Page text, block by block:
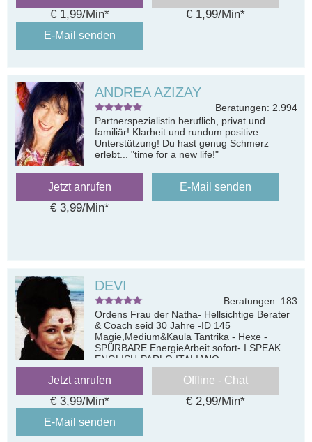
€ 1,99/Min* € 1,99/Min*
E-Mail senden
ANDREA AZIZAY
Beratungen: 2.994
Partnerspezialistin beruflich, privat und
familiär! Klarheit und rundum positive
Unterstützung! Du hast genug Schmerz
erlebt... "time for a new life!"
Jetzt anrufen
€ 3,99/Min*
E-Mail senden
DEVI
Beratungen: 183
Ordens Frau der Natha- Hellsichtige Berater
& Coach seid 30 Jahre -ID 145
Magie,Medium&Kaula Tantrika - Hexe -
SPÜRBARE EnergieArbeit sofort- I SPEAK
ENGLISH-PARLO ITALIANO
Jetzt anrufen
€ 3,99/Min*
Offline - Chat
€ 2,99/Min*
E-Mail senden